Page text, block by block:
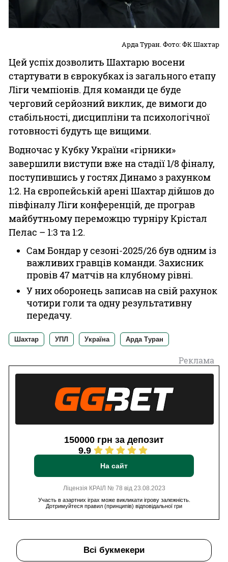
Арда Туран. Фото: ФК Шахтар
Цей успіх дозволить Шахтарю восени
стартувати в єврокубках із загального етапу
Ліги чемпіонів. Для команди це буде
черговий серйозний виклик, де вимоги до
стабільності, дисципліни та психологічної
готовності будуть ще вищими.
Водночас у Кубку України «гірники»
завершили виступи вже на стадії 1/8 фіналу,
поступившись у гостях Динамо з рахунком
1:2. На європейській арені Шахтар дійшов до
півфіналу Ліги конференцій, де програв
майбутньому переможцю турніру Крістал
Пелас – 1:3 та 1:2.
Сам Бондар у сезоні-2025/26 був одним із
важливих гравців команди. Захисник
провів 47 матчів на клубному рівні.
У них оборонець записав на свій рахунок
чотири голи та одну результативну
передачу.
Шахтар УПЛ Україна Арда Туран
Реклама
150000 грн за депозит
9.9
На сайт
Ліцензія КРАІЛ № 78 від 23.08.2023
Участь в азартних іграх може викликати ігрову залежність.
Дотримуйтеся правил (принципів) відповідальної гри
Всі букмекери